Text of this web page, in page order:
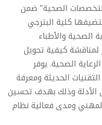
الصحية" ضمن
كلية البترجي
الصحية والأطباء
لمناقشة كيفية تحويل
الصحية. يوفر
الحديثة ومعرفة
الأدلة وذلك بهدف تحسين
ومدى فعالية نظام